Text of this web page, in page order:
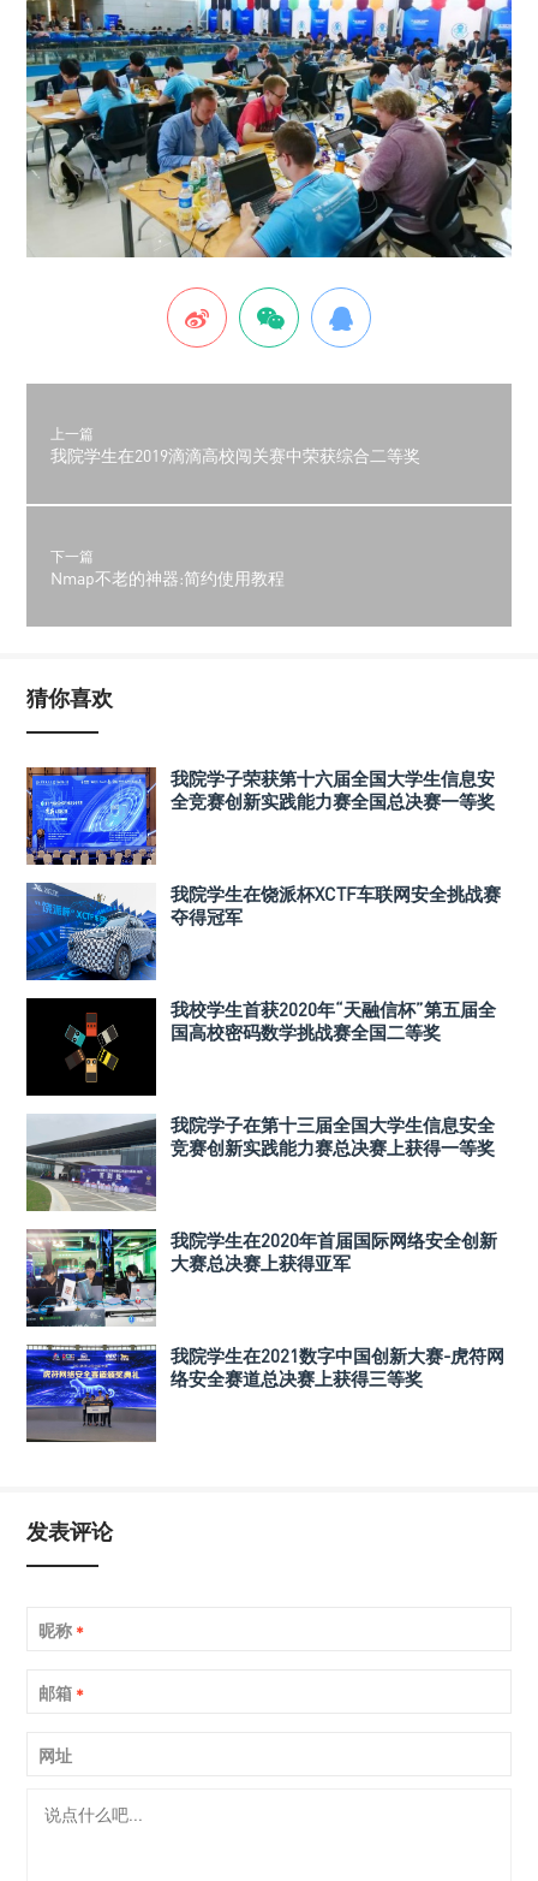
上一篇
我院学生在2019滴滴高校闯关赛中荣获综合二等奖
下一篇
Nmap不老的神器:简约使用教程
猜你喜欢
我院学子荣获第十六届全国大学生信息安
全竞赛创新实践能力赛全国总决赛一等奖
我院学生在饶派杯XCTF车联网安全挑战赛
夺得冠军
我校学生首获2020年“天融信杯”第五届全
国高校密码数学挑战赛全国二等奖
我院学子在第十三届全国大学生信息安全
竞赛创新实践能力赛总决赛上获得一等奖
我院学生在2020年首届国际网络安全创新
大赛总决赛上获得亚军
我院学生在2021数字中国创新大赛-虎符网
络安全赛道总决赛上获得三等奖
发表评论
昵称 *
邮箱 *
网址